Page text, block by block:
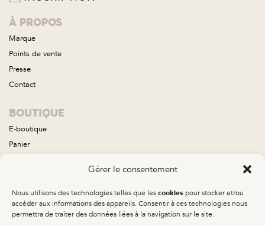
Gérer le consentement
Nous utilisons des technologies telles que les cookies pour stocker et/ou
accéder aux informations des appareils. Consentir à ces technologies nous
permettra de traiter des données liées à la navigation sur le site.
À PROPOS
Marque
Points de vente
Presse
Contact
BOUTIQUE
E-boutique
Panier
Conditions générales de vente
COLLECTIONS
Aube